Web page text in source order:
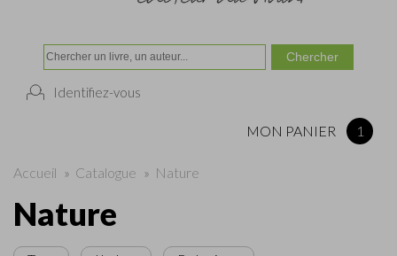
Identifiez-vous
MON PANIER 1
Accueil » Catalogue » Nature
Nature